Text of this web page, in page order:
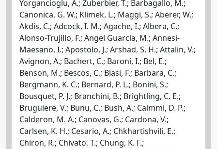
Yorgancioglu, A.; Zuberbier, T.; Barbagallo, M.;
Canonica, G. W.; Klimek, L.; Maggi, S.; Aberer, W.;
Akdis, C.; Adcock, I. M.; Agache, I.; Albera, C.;
Alonso-Trujillo, F.; Angel Guarcia, M.; Annesi-
Maesano, I.; Apostolo, J.; Arshad, S. H.; Attalin, V.;
Avignon, A.; Bachert, C.; Baroni, I.; Bel, E.;
Benson, M.; Bescos, C.; Blasi, F.; Barbara, C.;
Bergmann, K. C.; Bernard, P. L.; Bonini, S.;
Bousquet, P. J.; Branchini, B.; Brightling, C. E.;
Bruguiere, V.; Bunu, C.; Bush, A.; Caimmi, D. P.;
Calderon, M. A.; Canovas, G.; Cardona, V.;
Carlsen, K. H.; Cesario, A.; Chkhartishvili, E.;
Chiron, R.; Chivato, T.; Chung, K. F.;